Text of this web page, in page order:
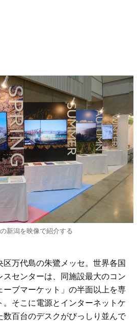
新潟を映像で紹介する
万代島の朱鷺メッセ。世界各国
センターは、同施設最大のコン
ーブマーケット」の半面以上を専
そこに電源とインターネットケ
数百台のデスクがびっしり並んで